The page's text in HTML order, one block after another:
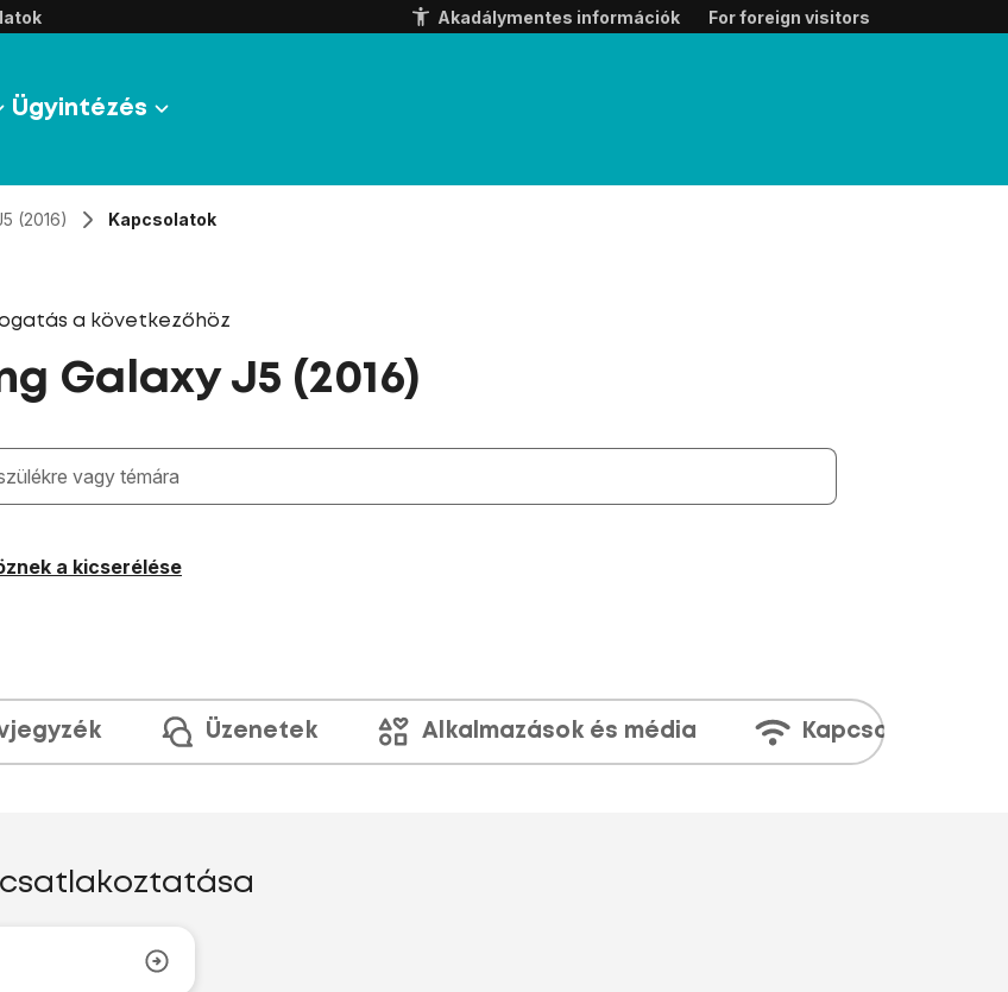
Akadálymentes információk For foreign visitors
Ügyintézés
(2016) Kapcsolatok
a következőhöz
Galaxy J5 (2016)
a keresési javaslatok a mező alatt
a kicserélése
Üzenetek Alkalmazások és média Kapcsolatok